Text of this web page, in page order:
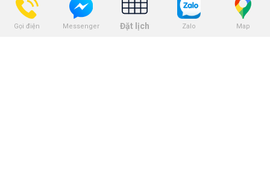
Gọi điện Messenger Đặt lịch Zalo Map
Dịch vụ nhổ răng